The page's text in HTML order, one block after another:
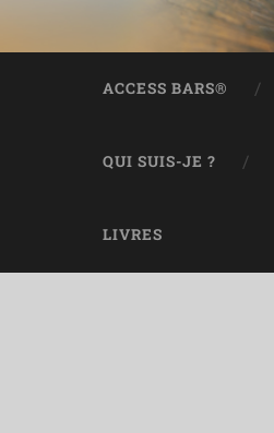
ACCESS BARS®
QUI SUIS-JE ?
LIVRES